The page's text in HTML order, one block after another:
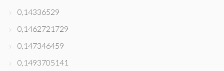
0,14336529
0,1462721729
0,147346459
0,1493705141